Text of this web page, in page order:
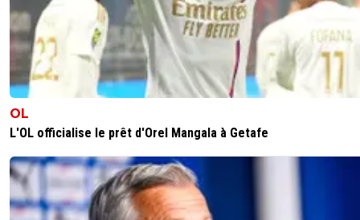
OL
L'OL officialise le prêt d'Orel Mangala à Getafe